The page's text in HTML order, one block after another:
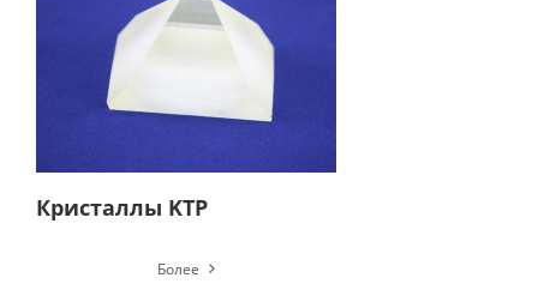
Кристаллы KTP
Более